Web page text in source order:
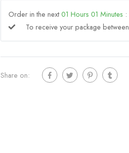
Order in the next 01 Hours 01 Minutes :
To receive your package between
Share on: